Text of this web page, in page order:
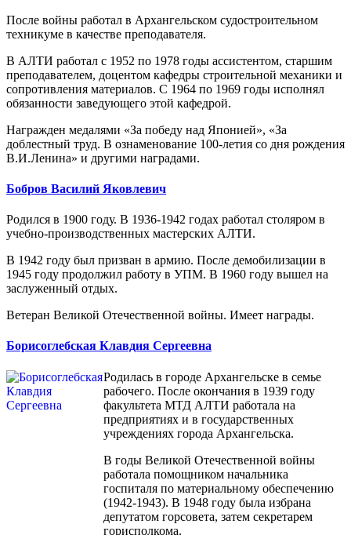
После войны работал в Архангельском судостроительном
техникуме в качестве преподавателя.
В АЛТИ работал с 1952 по 1978 годы ассистентом, старшим
преподавателем, доцентом кафедры строительной механики и
сопротивления материалов. С 1964 по 1969 годы исполнял
обязанности заведующего этой кафедрой.
Награжден медалями «За победу над Японией», «За
доблестный труд. В ознаменование 100-летия со дня рождения
В.И.Ленина» и другими наградами.
Бобров Василий Яковлевич
Родился в 1900 году. В 1936-1942 годах работал столяром в
учебно-производственных мастерских АЛТИ.
В 1942 году был призван в армию. После демобилизации в
1945 году продолжил работу в УПМ. В 1960 году вышел на
заслуженный отдых.
Ветеран Великой Отечественной войны. Имеет награды.
Борисоглебская Клавдия Сергеевна
Родилась в городе Архангельске в семье
рабочего. После окончания в 1939 году
факультета МТД АЛТИ работала на
предприятиях и в государственных
учреждениях города Архангельска.
В годы Великой Отечественной войны
работала помощником начальника
госпиталя по материальному обеспечению
(1942-1943). В 1948 году была избрана
депутатом горсовета, затем секретарем
горисполкома.